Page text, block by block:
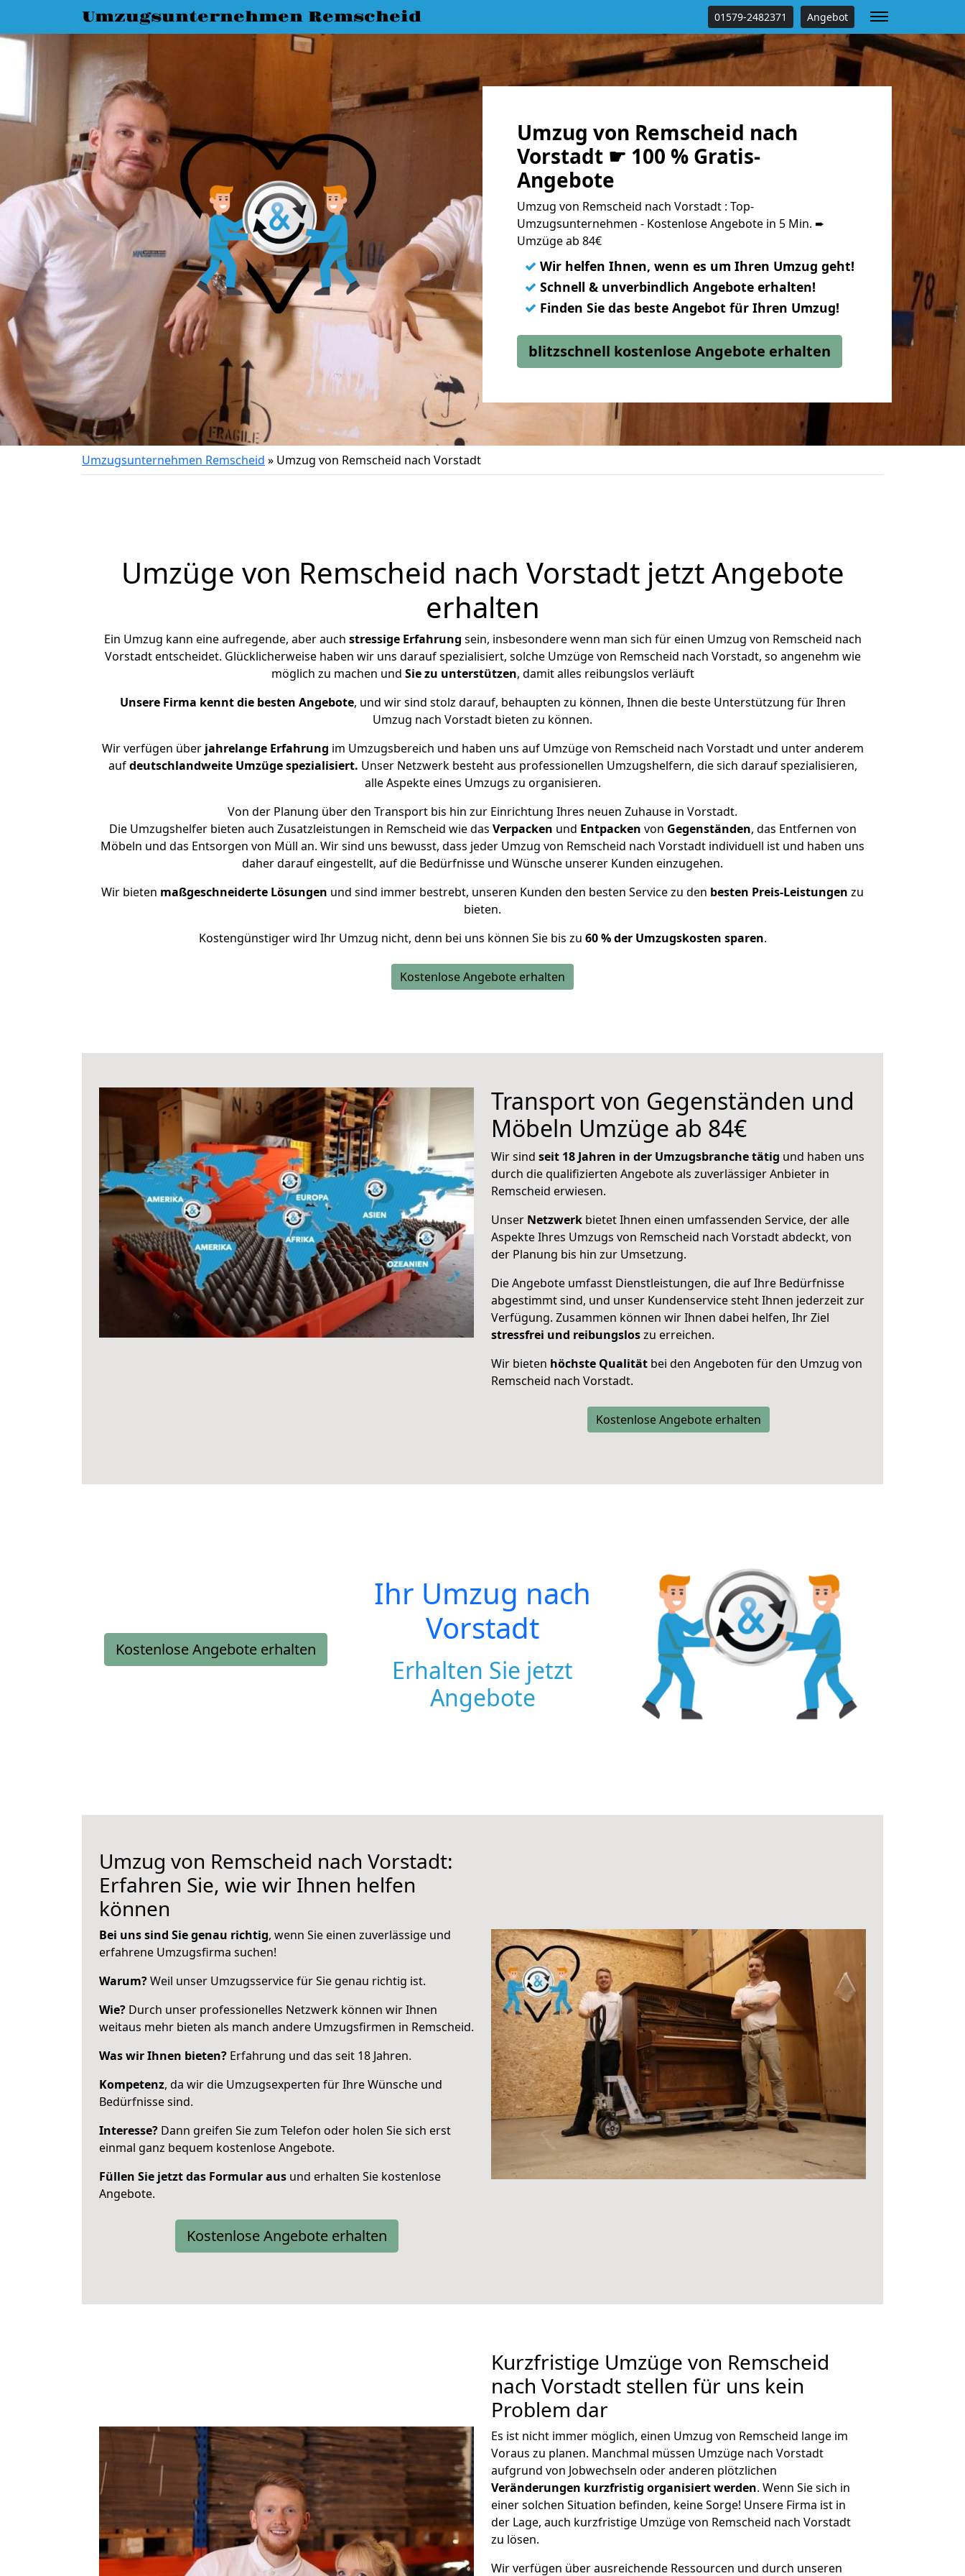
Umzugsunternehmen Remscheid 01579-2482371 Angebot
Umzug von Remscheid nach
Vorstadt ☛ 100 % Gratis-
Angebote
Umzug von Remscheid nach Vorstadt : Top-
Umzugsunternehmen - Kostenlose Angebote in 5 Min. ➨
Umzüge ab 84€
✓ Wir helfen Ihnen, wenn es um Ihren Umzug geht!
✓ Schnell & unverbindlich Angebote erhalten!
✓ Finden Sie das beste Angebot für Ihren Umzug!
blitzschnell kostenlose Angebote erhalten
Umzugsunternehmen Remscheid » Umzug von Remscheid nach Vorstadt
Umzüge von Remscheid nach Vorstadt jetzt Angebote
erhalten
Ein Umzug kann eine aufregende, aber auch stressige Erfahrung sein, insbesondere wenn man sich für einen Umzug von Remscheid nach
Vorstadt entscheidet. Glücklicherweise haben wir uns darauf spezialisiert, solche Umzüge von Remscheid nach Vorstadt, so angenehm wie
möglich zu machen und Sie zu unterstützen, damit alles reibungslos verläuft
Unsere Firma kennt die besten Angebote, und wir sind stolz darauf, behaupten zu können, Ihnen die beste Unterstützung für Ihren
Umzug nach Vorstadt bieten zu können.
Wir verfügen überjahrelange Erfahrung im Umzugsbereich und haben uns auf Umzüge von Remscheid nach Vorstadt und unter anderem
aufdeutschlandweite Umzüge spezialisiert. Unser Netzwerk besteht aus professionellen Umzugshelfern, die sich darauf spezialisieren,
alle Aspekte eines Umzugs zu organisieren.
Von der Planung über den Transport bis hin zur Einrichtung Ihres neuen Zuhause in Vorstadt.
Die Umzugshelfer bieten auch Zusatzleistungen in Remscheid wie das Verpacken und Entpacken von Gegenständen, das Entfernen von
Möbeln und das Entsorgen von Müll an. Wir sind uns bewusst, dass jeder Umzug von Remscheid nach Vorstadt individuell ist und haben uns
daher darauf eingestellt, auf die Bedürfnisse und Wünsche unserer Kunden einzugehen.
Wir bieten maßgeschneiderte Lösungen und sind immer bestrebt, unseren Kunden den besten Service zu den besten Preis-Leistungen zu
bieten.
Kostengünstiger wird Ihr Umzug nicht, denn bei uns können Sie bis zu 60 % der Umzugskosten sparen.
Kostenlose Angebote erhalten
Transport von Gegenständen und
Möbeln Umzüge ab 84€
Wir sind seit 18 Jahren in der Umzugsbranche tätig und haben uns
durch die qualifizierten Angebote als zuverlässiger Anbieter in
Remscheid erwiesen.
Unser Netzwerk bietet Ihnen einen umfassenden Service, der alle
Aspekte Ihres Umzugs von Remscheid nach Vorstadt abdeckt, von
der Planung bis hin zur Umsetzung.
Die Angebote umfasst Dienstleistungen, die auf Ihre Bedürfnisse
abgestimmt sind, und unser Kundenservice steht Ihnen jederzeit zur
Verfügung. Zusammen können wir Ihnen dabei helfen, Ihr Ziel
stressfrei und reibungsloszu erreichen.
Wir bieten höchste Qualität bei den Angeboten für den Umzug von
Remscheid nach Vorstadt.
Kostenlose Angebote erhalten
Kostenlose Angebote erhalten
Ihr Umzug nach
Vorstadt
Erhalten Sie jetzt
Angebote
Umzug von Remscheid nach Vorstadt:
Erfahren Sie, wie wir Ihnen helfen
können
Bei uns sind Sie genau richtig, wenn Sie einen zuverlässige und
erfahrene Umzugsfirma suchen!
Warum?Weil unser Umzugsservice für Sie genau richtig ist.
Wie? Durch unser professionelles Netzwerk können wir Ihnen
weitaus mehr bieten als manch andere Umzugsfirmen in Remscheid.
Was wir Ihnen bieten? Erfahrung und das seit 18 Jahren.
Kompetenz, da wir die Umzugsexperten für Ihre Wünsche und
Bedürfnisse sind.
Interesse? Dann greifen Sie zum Telefon oder holen Sie sich erst
einmal ganz bequem kostenlose Angebote.
Füllen Sie jetzt das Formular aus und erhalten Sie kostenlose
Angebote.
Kostenlose Angebote erhalten
Kurzfristige Umzüge von Remscheid
nach Vorstadt stellen für uns kein
Problem dar
Es ist nicht immer möglich, einen Umzug von Remscheid lange im
Voraus zu planen. Manchmal müssen Umzüge nach Vorstadt
aufgrund von Jobwechseln oder anderen plötzlichen
Veränderungen kurzfristig organisiert werden. Wenn Sie sich in
einer solchen Situation befinden, keine Sorge! Unsere Firma ist in
der Lage, auch kurzfristige Umzüge von Remscheid nach Vorstadt
zu lösen.
Wir verfügen über ausreichende Ressourcen und durch unseren